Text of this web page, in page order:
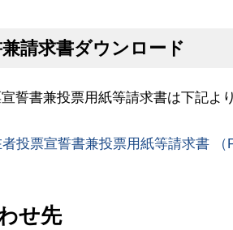
請求書ダウンロード
誓書兼投票用紙等請求書は下記よ
投票宣誓書兼投票用紙等請求書 （
せ先